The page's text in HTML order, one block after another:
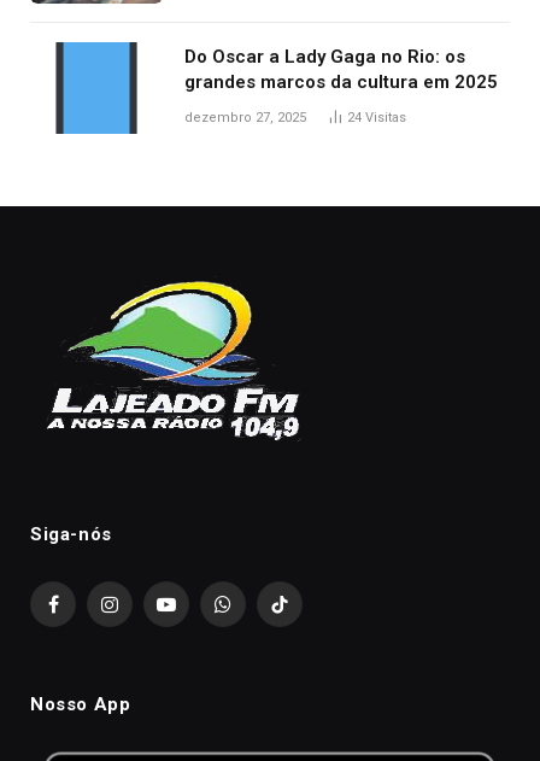
Do Oscar a Lady Gaga no Rio: os
grandes marcos da cultura em 2025
dezembro 27, 2025 24 Visitas
Siga-nós
FacebookInstagramYouTubeWhatsAppTikTok
Nosso App